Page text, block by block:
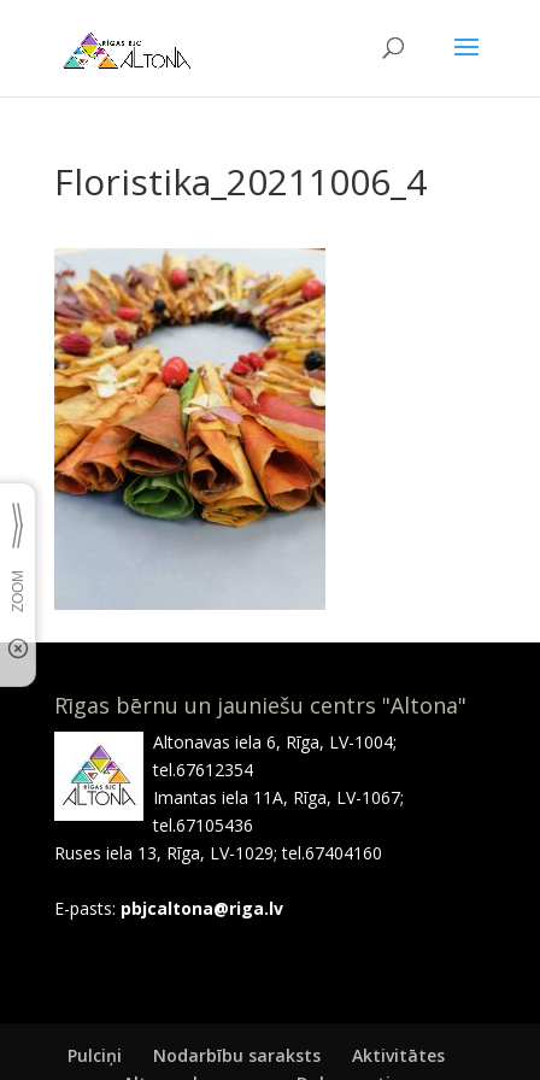
Floristika_20211006_4
Rīgas bērnu un jauniešu centrs "Altona"
Altonavas iela 6, Rīga, LV-1004;
tel.67612354
Imantas iela 11A, Rīga, LV-1067;
tel.67105436
Ruses iela 13, Rīga, LV-1029; tel.67404160
E-pasts: pbjcaltona@riga.lv
Pulciņi Nodarbību saraksts
Aktivitātes